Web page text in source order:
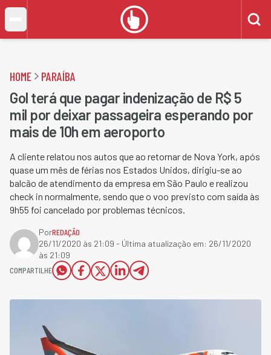
HOME PARAÍBA
Gol terá que pagar indenização de R$ 5
mil por deixar passageira esperando por
mais de 10h em aeroporto
A cliente relatou nos autos que ao retornar de Nova York, após
quase um mês de férias nos Estados Unidos, dirigiu-se ao
balcão de atendimento da empresa em São Paulo e realizou
check in normalmente, sendo que o voo previsto com saída às
9h55 foi cancelado por problemas técnicos.
PorREDAÇÃO
26/11/2020 às 21:09 - Última atualização em: 26/11/2020
às 21:09
COMPARTILHE